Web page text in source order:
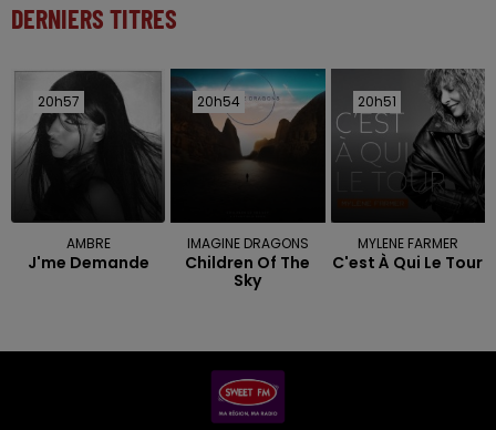
DERNIERS TITRES
20h57
20h57
AMBRE
J'me Demande
20h54
20h54
IMAGINE DRAGONS
Children Of The
Sky
20h51
20h51
MYLENE FARMER
C'est À Qui Le Tour